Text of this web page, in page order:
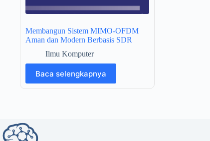
Membangun Sistem MIMO-OFDM
Aman dan Modern Berbasis SDR
Ilmu Komputer
Baca selengkapnya